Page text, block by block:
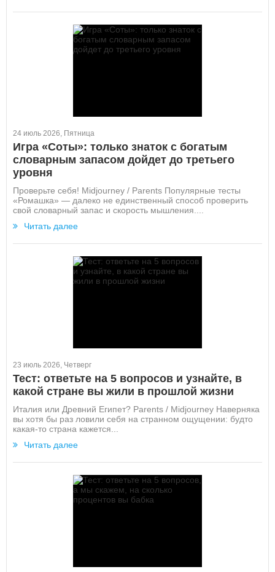
24 июль 2026, Пятница
Игра «Соты»: только знаток с богатым
словарным запасом дойдет до третьего
уровня
Проверьте себя! Midjourney / Parents Популярные тесты
«Ромашка» — далеко не единственный способ проверить
свой словарный запас и скорость мышления....
Читать далее
23 июль 2026, Четверг
Тест: ответьте на 5 вопросов и узнайте, в
какой стране вы жили в прошлой жизни
Италия или Древний Египет? Parents / Midjourney Наверняка
вы хотя бы раз ловили себя на странном ощущении: будто
какая-то страна кажется...
Читать далее